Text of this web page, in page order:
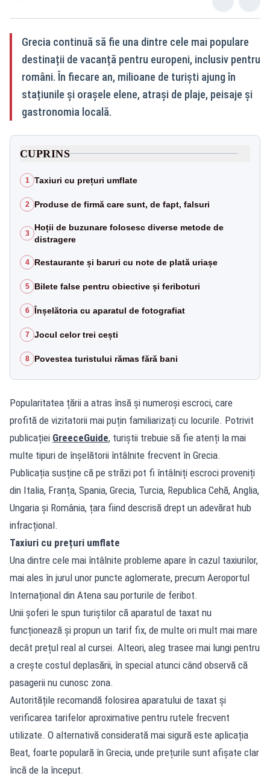
Grecia continuă să fie una dintre cele mai populare
destinații de vacanță pentru europeni, inclusiv pentru
români. În fiecare an, milioane de turiști ajung în
stațiunile și orașele elene, atrași de plaje, peisaje și
gastronomia locală.
CUPRINS
1 Taxiuri cu prețuri umflate
2 Produse de firmă care sunt, de fapt, falsuri
3
Hoții de buzunare folosesc diverse metode de
distragere
4 Restaurante și baruri cu note de plată uriașe
5 Bilete false pentru obiective și feriboturi
6 Înșelătoria cu aparatul de fotografiat
7 Jocul celor trei cești
8 Povestea turistului rămas fără bani
Popularitatea țării a atras însă și numeroși escroci, care
profită de vizitatorii mai puțin familiarizați cu locurile. Potrivit
publicației GreeceGuide, turiștii trebuie să fie atenți la mai
multe tipuri de înșelătorii întâlnite frecvent în Grecia.
Publicația susține că pe străzi pot fi întâlniți escroci proveniți
din Italia, Franța, Spania, Grecia, Turcia, Republica Cehă, Anglia,
Ungaria și România, țara fiind descrisă drept un adevărat hub
infracțional.
Taxiuri cu prețuri umflate
Una dintre cele mai întâlnite probleme apare în cazul taxiurilor,
mai ales în jurul unor puncte aglomerate, precum Aeroportul
Internațional din Atena sau porturile de feribot.
Unii șoferi le spun turiștilor că aparatul de taxat nu
funcționează și propun un tarif fix, de multe ori mult mai mare
decât prețul real al cursei. Alteori, aleg trasee mai lungi pentru
a crește costul deplasării, în special atunci când observă că
pasagerii nu cunosc zona.
Autoritățile recomandă folosirea aparatului de taxat și
verificarea tarifelor aproximative pentru rutele frecvent
utilizate. O alternativă considerată mai sigură este aplicația
Beat, foarte populară în Grecia, unde prețurile sunt afișate clar
încă de la început.